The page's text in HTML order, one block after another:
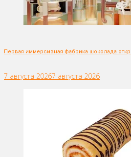
Первая иммерсивная фабрика шоколада
7 августа 20267 августа 2026